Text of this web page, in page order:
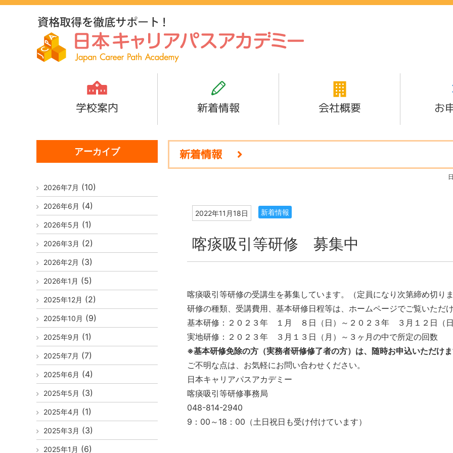
学校案内 新着情報 会社概要 お
新着情報
2022年11月18日 新着情報
喀痰吸引等研修 募集中
喀痰吸引等研修の受講生を募集しています。（定員になり次第締め切り
研修の種類、受講費用、基本研修日程等は、ホームページでご覧いただ
基本研修：２０２３年 １月 ８日（日）～２０２３年 ３月１２日（
実地研修：２０２３年 ３月１３日（月）～３ヶ月の中で所定の回数
※基本研修免除の方（実務者研修修了者の方）は、随時お申込いただけ
ご不明な点は、お気軽にお問い合わせください。
日本キャリアパスアカデミー
喀痰吸引等研修事務局
048-814-2940
9：00～18：00（土日祝日も受け付けています）
アーカイブ
2026年7月 (10)
2026年6月 (4)
2026年5月 (1)
2026年3月 (2)
2026年2月 (3)
2026年1月 (5)
2025年12月 (2)
2025年10月 (9)
2025年9月 (1)
2025年7月 (7)
2025年6月 (4)
2025年5月 (3)
2025年4月 (1)
2025年3月 (3)
2025年1月 (6)